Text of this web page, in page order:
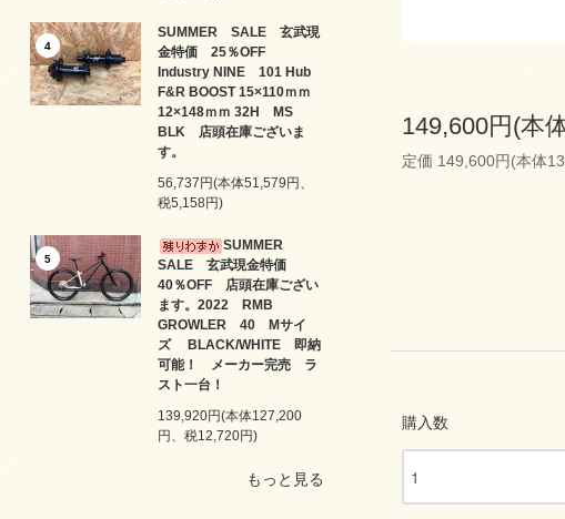
4
SUMMER SALE 玄武現
金特価 25％OFF
Industry NINE 101 Hub
F&R BOOST 15×110ｍｍ
12×148ｍｍ 32H MS
BLK 店頭在庫ございま
す。
56,737円(本体51,579円、
税5,158円)
5
SUMMER
SALE 玄武現金特価
40％OFF 店頭在庫ござい
ます。2022 RMB
GROWLER 40 Mサイ
ズ BLACK/WHITE 即納
可能！ メーカー完売 ラ
スト一台！
139,920円(本体127,200
円、税12,720円)
もっと見る
149,600円(本
定価 149,600円(本体
購入数